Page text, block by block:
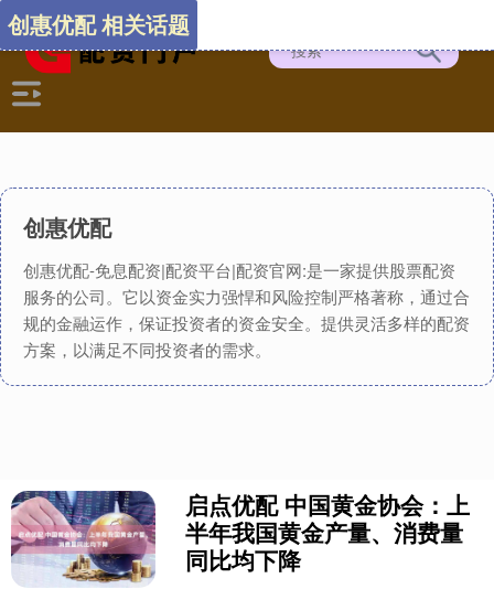
创惠优配
创惠优配-免息配资|配资平台|配资官网:是一家提供股票配资
服务的公司。它以资金实力强悍和风险控制严格著称，通过合
规的金融运作，保证投资者的资金安全。提供灵活多样的配资
方案，以满足不同投资者的需求。
创惠优配 相关话题
启点优配 中国黄金协会：上
半年我国黄金产量、消费量
同比均下降